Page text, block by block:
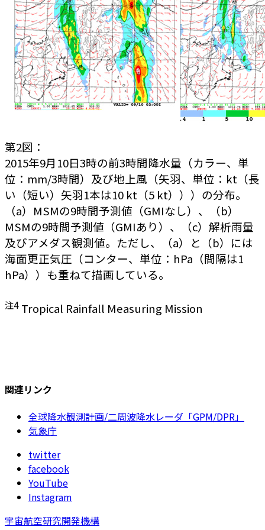
第2図：
2015年9月10日3時の前3時間降水量（カラー、単
位：mm/3時間）及び地上風（矢羽、単位：kt（長
い（短い）矢羽1本は10 kt（5 kt）））の分布。
（a）MSMの9時間予測値（GMIなし）、（b）
MSMの9時間予測値（GMIあり）、（c）解析雨量
及びアメダス観測値。ただし、（a）と（b）には
海面更正気圧（コンター、単位：hPa（間隔は1
hPa））も重ねて描画している。
注4 Tropical Rainfall Measuring Mission
関連リンク
全球降水観測計画/二周波降水レーダ「GPM/DPR」
気象庁
twitter
facebook
YouTube
Instagram
宇宙航空研究開発機構